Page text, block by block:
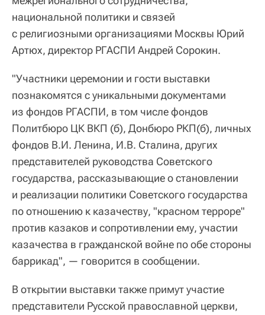
национальной политики и связей
с религиозными организациями Москвы Юрий
Артюх, директор РГАСПИ Андрей Сорокин.
"Участники церемонии и гости выставки
познакомятся с уникальными документами
из фондов РГАСПИ, в том числе фондов
Политбюро ЦК ВКП (б), Донбюро РКП(б), личных
фондов В.И. Ленина, И.В. Сталина, других
представителей руководства Советского
государства, рассказывающие о становлении
и реализации политики Советского государства
по отношению к казачеству, "красном терроре"
против казаков и сопротивлении ему, участии
казачества в гражданской войне по обе стороны
баррикад", — говорится в сообщении.
В открытии выставки также примут участие
представители Русской православной церкви,